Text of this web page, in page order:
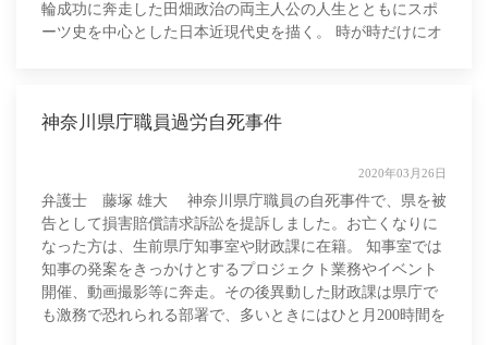
輪成功に奔走した田畑政治の両主人公の人生とともにスポ
ーツ史を中心とした日本近現代史を描く。 時が時だけにオ
神奈川県庁職員過労自死事件
2020年03月26日
弁護士 藤塚 雄大 神奈川県庁職員の自死事件で、県を被
告として損害賠償請求訴訟を提訴しました。お亡くなりに
なった方は、生前県庁知事室や財政課に在籍。 知事室では
知事の発案をきっかけとするプロジェクト業務やイベント
開催、動画撮影等に奔走。その後異動した財政課は県庁で
も激務で恐れられる部署で、多いときにはひと月200時間を